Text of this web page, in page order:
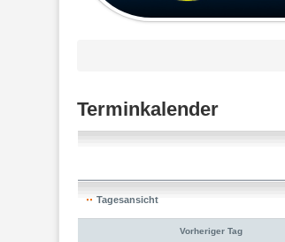
Terminkalender
Tagesansicht
Vorheriger Tag